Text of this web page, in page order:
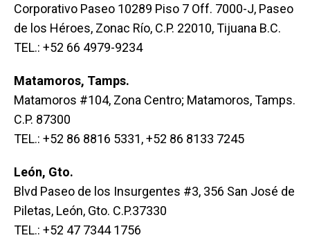
Corporativo Paseo 10289 Piso 7 Off. 7000-J, Paseo
de los Héroes, Zonac Río, C.P. 22010, Tijuana B.C.
TEL.: +52 66 4979-9234
Matamoros, Tamps.
Matamoros #104, Zona Centro; Matamoros, Tamps.
C.P. 87300
TEL.: +52 86 8816 5331, +52 86 8133 7245
León, Gto.
Blvd Paseo de los Insurgentes #3, 356 San José de
Piletas, León, Gto. C.P.37330
TEL.: +52 47 7344 1756